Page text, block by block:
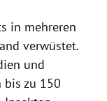
in mehreren
verwüstet.
und
bis zu 150